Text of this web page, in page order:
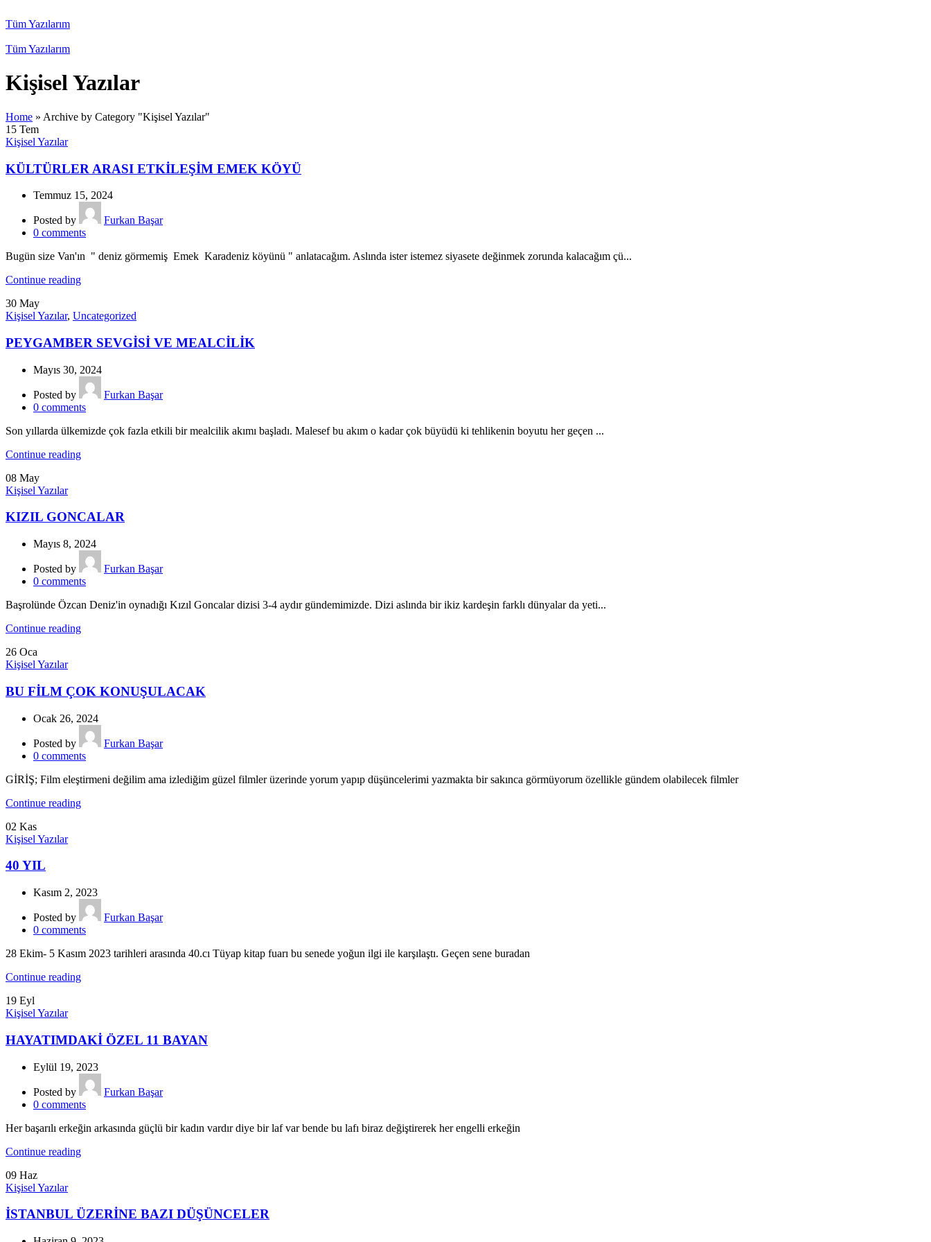
Tüm Yazılarım
Tüm Yazılarım
Kişisel Yazılar
Home » Archive by Category "Kişisel Yazılar"
15 Tem
Kişisel Yazılar
KÜLTÜRLER ARASI ETKİLEŞİM EMEK KÖYÜ
Temmuz 15, 2024
Posted by
Furkan Başar
0 comments
Bugün size Van'ın " deniz görmemiş Emek Karadeniz köyünü " anlatacağım. Aslında ister istemez siyasete değinmek zorunda kalacağım çü...
Continue reading
30 May
Kişisel Yazılar, Uncategorized
PEYGAMBER SEVGİSİ VE MEALCİLİK
Mayıs 30, 2024
Posted by
Furkan Başar
0 comments
Son yıllarda ülkemizde çok fazla etkili bir mealcilik akımı başladı. Malesef bu akım o kadar çok büyüdü ki tehlikenin boyutu her geçen ...
Continue reading
08 May
Kişisel Yazılar
KIZIL GONCALAR
Mayıs 8, 2024
Posted by
Furkan Başar
0 comments
Başrolünde Özcan Deniz'in oynadığı Kızıl Goncalar dizisi 3-4 aydır gündemimizde. Dizi aslında bir ikiz kardeşin farklı dünyalar da yeti...
Continue reading
26 Oca
Kişisel Yazılar
BU FİLM ÇOK KONUŞULACAK
Ocak 26, 2024
Posted by
Furkan Başar
0 comments
GİRİŞ; Film eleştirmeni değilim ama izlediğim güzel filmler üzerinde yorum yapıp düşüncelerimi yazmakta bir sakınca görmüyorum özellikle gündem olabilecek filmler
Continue reading
02 Kas
Kişisel Yazılar
40 YIL
Kasım 2, 2023
Posted by
Furkan Başar
0 comments
28 Ekim- 5 Kasım 2023 tarihleri arasında 40.cı Tüyap kitap fuarı bu senede yoğun ilgi ile karşılaştı. Geçen sene buradan
Continue reading
19 Eyl
Kişisel Yazılar
HAYATIMDAKİ ÖZEL 11 BAYAN
Eylül 19, 2023
Posted by
Furkan Başar
0 comments
Her başarılı erkeğin arkasında güçlü bir kadın vardır diye bir laf var bende bu lafı biraz değiştirerek her engelli erkeğin
Continue reading
09 Haz
Kişisel Yazılar
İSTANBUL ÜZERİNE BAZI DÜŞÜNCELER